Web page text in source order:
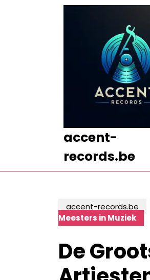
accent-
records.be
accent-records.be
Meesters in Muziek
De